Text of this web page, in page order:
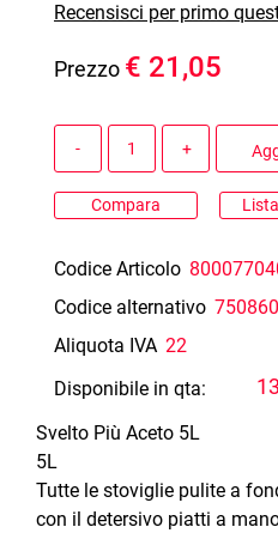
Recensisci per primo
Prezzo € 21,05
Compara
Codice Articolo
Codice alternativo
Aliquota IVA 22
Disponibile in qta:
Svelto Più Aceto 5L
5L
Tutte le stoviglie pulite a
con il detersivo piatti a